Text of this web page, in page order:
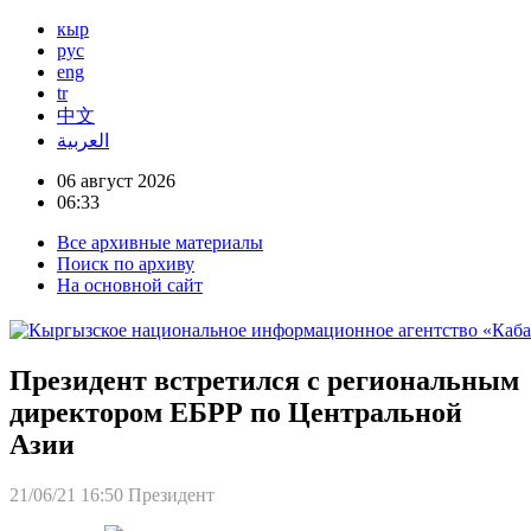
кыр
рус
eng
tr
中文
العربية
06 август 2026
06:33
Все архивные материалы
Поиск по архиву
На основной сайт
Президент встретился с региональным
директором ЕБРР по Центральной
Азии
21/06/21 16:50 Президент